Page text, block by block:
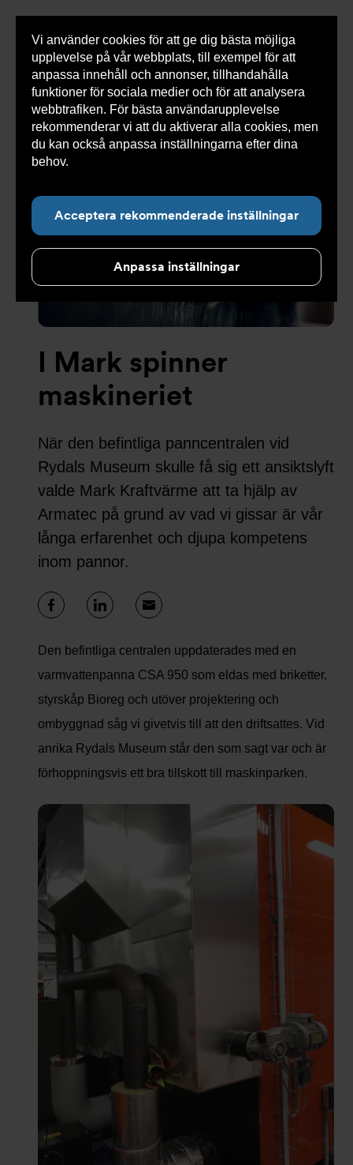
Vi använder cookies för att ge dig bästa möjliga
upplevelse på vår webbplats, till exempel för att
anpassa innehåll och annonser, tillhandahålla
funktioner för sociala medier och för att analysera
webbtrafiken. För bästa användarupplevelse
rekommenderar vi att du aktiverar alla cookies, men
du kan också anpassa inställningarna efter dina
behov.
Acceptera rekommenderade inställningar
Anpassa inställningar
0 varorSnabborder
Undernavigering för ”Om Armatec”
I Mark spinner
maskineriet
När den befintliga panncentralen vid
Rydals Museum skulle få sig ett ansiktslyft
valde Mark Kraftvärme att ta hjälp av
Armatec på grund av vad vi gissar är vår
långa erfarenhet och djupa kompetens
inom pannor.
Den befintliga centralen uppdaterades med en
varmvattenpanna CSA 950 som eldas med briketter,
styrskåp Bioreg och utöver projektering och
ombyggnad såg vi givetvis till att den driftsattes. Vid
anrika Rydals Museum står den som sagt var och är
förhoppningsvis ett bra tillskott till maskinparken.